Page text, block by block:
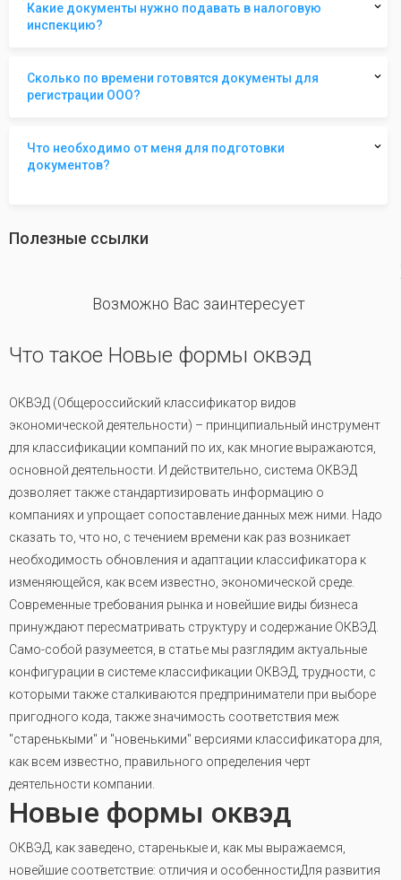
Какие документы нужно подавать в налоговую
инспекцию?
Сколько по времени готовятся документы для
регистрации ООО?
Что необходимо от меня для подготовки
документов?
Полезные ссылки
Возможно Вас заинтересует
Что такое Новые формы оквэд
ОКВЭД (Общероссийский классификатор видов
экономической деятельности) – принципиальный инструмент
для классификации компаний по их, как многие выражаются,
основной деятельности. И действительно, система ОКВЭД
дозволяет также стандартизировать информацию о
компаниях и упрощает сопоставление данных меж ними. Надо
сказать то, что но, с течением времени как раз возникает
необходимость обновления и адаптации классификатора к
изменяющейся, как всем известно, экономической среде.
Современные требования рынка и новейшие виды бизнеса
принуждают пересматривать структуру и содержание ОКВЭД.
Само-собой разумеется, в статье мы разглядим актуальные
конфигурации в системе классификации ОКВЭД, трудности, с
которыми также сталкиваются предприниматели при выборе
пригодного кода, также значимость соответствия меж
"старенькыми" и "новенькими" версиями классификатора для,
как всем известно, правильного определения черт
деятельности компании.
Новые формы оквэд
ОКВЭД, как заведено, старенькые и, как мы выражаемся,
новейшие соответствие: отличия и особенностиДля развития